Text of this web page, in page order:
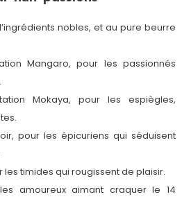
nobles, et au pure beurre
Mangaro, pour les passionnés
Mokaya, pour les espiègles,
pour les épicuriens qui séduisent
les timides qui rougissent de plaisir.
amoureux aimant craquer le 14